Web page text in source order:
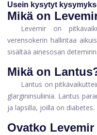
Usein kysytyt
Mikä on
Levemir on
verensokerin hallintaa
sisältää ainesosan
Mikä on
Lantus on
glargininsuliinia. Lantus
ja lapsilla, joilla on diabetes.
Ovatko